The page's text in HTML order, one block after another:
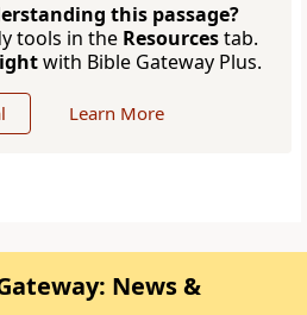
this passage?
tools in the Resourcestab.
with Bible Gateway Plus.
Learn More
News &